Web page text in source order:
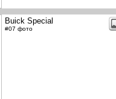
Buick Special
#07 фото